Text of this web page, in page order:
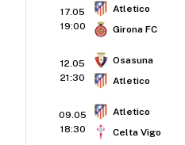
17.05
19:00
Atletico
Girona FC
12.05
21:30
Osasuna
Atletico
09.05
18:30
Atletico
Celta Vigo